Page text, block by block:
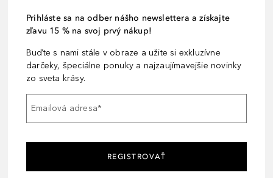
Prihláste sa na odber nášho newslettera a získajte
zľavu 15 % na svoj prvý nákup!
Buďte s nami stále v obraze a užite si exkluzívne
darčeky, špeciálne ponuky a najzaujímavejšie novinky
zo sveta krásy.
Emailová adresa*
REGISTROVAŤ